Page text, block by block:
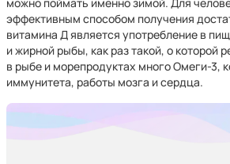
эффективным способом получения
витамина Д является употребление в
и жирной рыбы, как раз такой, о которой
в рыбе и морепродуктах много Омеги-3,
иммунитета, работы мозга и сердца.